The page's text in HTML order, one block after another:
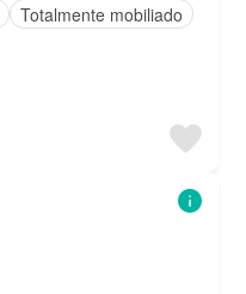
Totalmente mobiliado